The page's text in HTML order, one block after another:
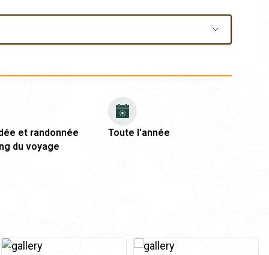
et randonnée
du voyage
Toute l'année